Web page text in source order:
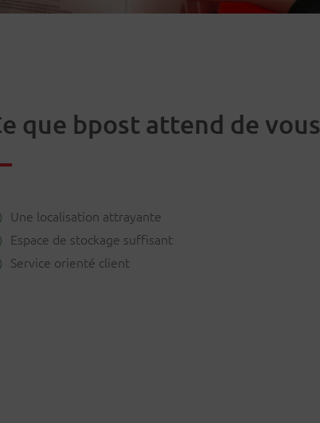
que bpost attend de vous
Une localisation attrayante
Espace de stockage suffisant
Service orienté client